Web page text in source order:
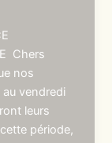
Chers
nos
vendredi
leurs
période,